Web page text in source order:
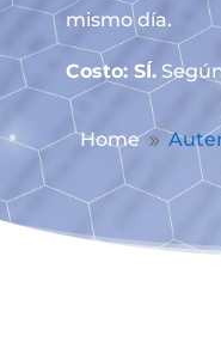
mismo día.
Costo: SÍ.
Home 9